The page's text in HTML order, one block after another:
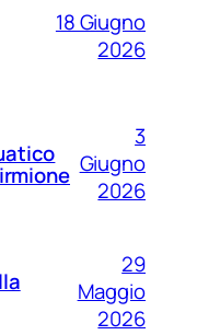
18 Giugno
2026
3
Giugno
2026
29
Maggio
2026